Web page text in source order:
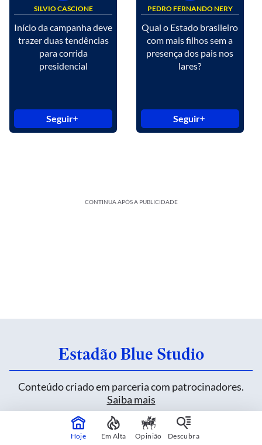
SILVIO CASCIONE
Início da campanha deve
trazer duas tendências
para corrida
presidencial
Seguir
PEDRO FERNANDO NERY
Qual o Estado brasileiro
com mais filhos sem a
presença dos pais nos
lares?
Seguir
CONTINUA APÓS A PUBLICIDADE
Estadão Blue Studio
Conteúdo criado em parceria com patrocinadores.
Saiba mais
Heineken inova sem alterar uma fórmula de
Hoje Em Alta Opinião Descubra